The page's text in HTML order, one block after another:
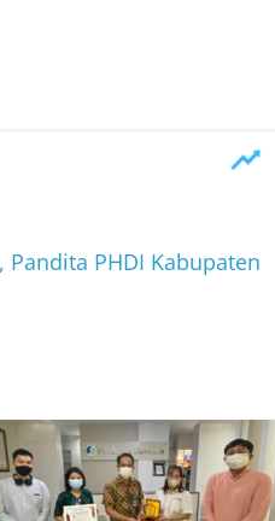
PHDI Kabupaten